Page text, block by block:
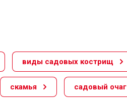
виды садовых кострищ
скамья садовый очаг